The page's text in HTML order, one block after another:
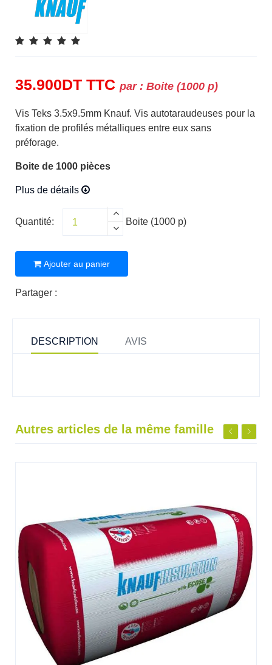
35.900DT TTC par : Boite (1000 p)
Vis Teks 3.5x9.5mm Knauf. Vis autotaraudeuses pour la
fixation de profilés métalliques entre eux sans
préforage.
Boite de 1000 pièces
Plus de détails
Quantité: Boite (1000 p)
Ajouter au panier
Partager :
DESCRIPTION AVIS
Autres articles de la même famille